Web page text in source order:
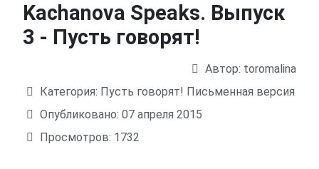
Kachanova Speaks. Выпуск
3 - Пусть говорят!
Автор: toromalina
Категория: Пусть говорят! Письменная версия
Опубликовано: 07 апреля 2015
Просмотров: 1732